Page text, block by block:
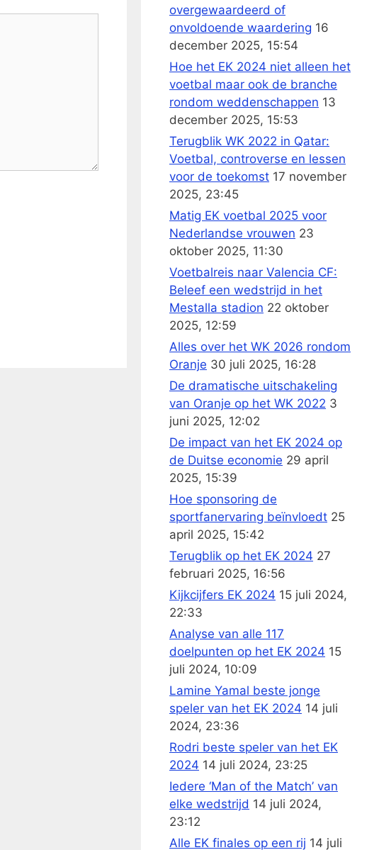
overgewaardeerd of
onvoldoende waardering 16
december 2025, 15:54
Hoe het EK 2024 niet alleen het
voetbal maar ook de branche
rondom weddenschappen 13
december 2025, 15:53
Terugblik WK 2022 in Qatar:
Voetbal, controverse en lessen
voor de toekomst 17 november
2025, 23:45
Matig EK voetbal 2025 voor
Nederlandse vrouwen 23
oktober 2025, 11:30
Voetbalreis naar Valencia CF:
Beleef een wedstrijd in het
Mestalla stadion 22 oktober
2025, 12:59
Alles over het WK 2026 rondom
Oranje 30 juli 2025, 16:28
De dramatische uitschakeling
van Oranje op het WK 2022 3
juni 2025, 12:02
De impact van het EK 2024 op
de Duitse economie 29 april
2025, 15:39
Hoe sponsoring de
sportfanervaring beïnvloedt 25
april 2025, 15:42
Terugblik op het EK 2024 27
februari 2025, 16:56
Kijkcijfers EK 2024 15 juli 2024,
22:33
Analyse van alle 117
doelpunten op het EK 2024 15
juli 2024, 10:09
Lamine Yamal beste jonge
speler van het EK 2024 14 juli
2024, 23:36
Rodri beste speler van het EK
2024 14 juli 2024, 23:25
Iedere ‘Man of the Match’ van
elke wedstrijd 14 juli 2024,
23:12
Alle EK finales op een rij 14 juli